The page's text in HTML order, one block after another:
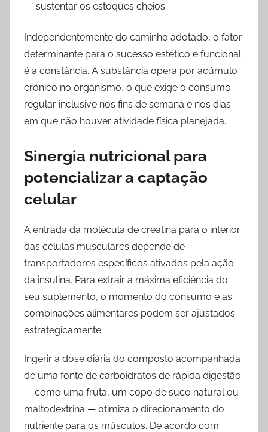
sustentar os estoques cheios.
Independentemente do caminho adotado, o fator
determinante para o sucesso estético e funcional
é a constância. A substância opera por acúmulo
crônico no organismo, o que exige o consumo
regular inclusive nos fins de semana e nos dias
em que não houver atividade física planejada.
Sinergia nutricional para
potencializar a captação
celular
A entrada da molécula de creatina para o interior
das células musculares depende de
transportadores específicos ativados pela ação
da insulina. Para extrair a máxima eficiência do
seu suplemento, o momento do consumo e as
combinações alimentares podem ser ajustados
estrategicamente.
Ingerir a dose diária do composto acompanhada
de uma fonte de carboidratos de rápida digestão
— como uma fruta, um copo de suco natural ou
maltodextrina — otimiza o direcionamento do
nutriente para os músculos. De acordo com